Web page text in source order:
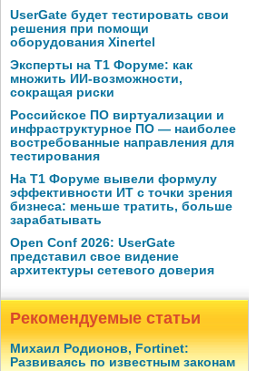
UserGate будет тестировать свои
решения при помощи
оборудования Xinertel
Эксперты на Т1 Форуме: как
множить ИИ-возможности,
сокращая риски
Российское ПО виртуализации и
инфраструктурное ПО — наиболее
востребованные направления для
тестирования
На Т1 Форуме вывели формулу
эффективности ИТ с точки зрения
бизнеса: меньше тратить, больше
зарабатывать
Open Conf 2026: UserGate
представил свое видение
архитектуры сетевого доверия
Рекомендуемые статьи
Михаил Родионов, Fortinet:
Развиваясь по известным законам